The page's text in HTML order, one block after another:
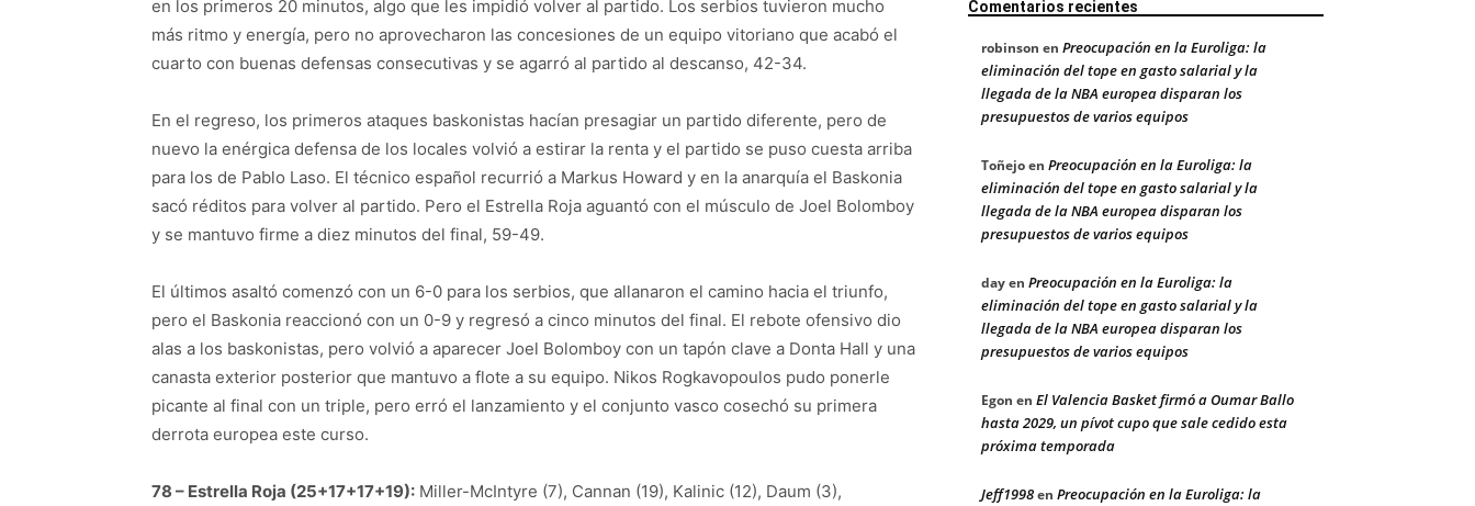
en los primeros 20 minutos, algo que les impidió volver al partido. Los serbios tuvieron mucho
más ritmo y energía, pero no aprovecharon las concesiones de un equipo vitoriano que acabó el
cuarto con buenas defensas consecutivas y se agarró al partido al descanso, 42-34.
En el regreso, los primeros ataques baskonistas hacían presagiar un partido diferente, pero de
nuevo la enérgica defensa de los locales volvió a estirar la renta y el partido se puso cuesta arriba
para los de Pablo Laso. El técnico español recurrió a Markus Howard y en la anarquía el Baskonia
sacó réditos para volver al partido. Pero el Estrella Roja aguantó con el músculo de Joel Bolomboy
y se mantuvo firme a diez minutos del final, 59-49.
El últimos asaltó comenzó con un 6-0 para los serbios, que allanaron el camino hacia el triunfo,
pero el Baskonia reaccionó con un 0-9 y regresó a cinco minutos del final. El rebote ofensivo dio
alas a los baskonistas, pero volvió a aparecer Joel Bolomboy con un tapón clave a Donta Hall y una
canasta exterior posterior que mantuvo a flote a su equipo. Nikos Rogkavopoulos pudo ponerle
picante al final con un triple, pero erró el lanzamiento y el conjunto vasco cosechó su primera
derrota europea este curso.
78 – Estrella Roja (25+17+17+19): Miller-McIntyre (7), Cannan (19), Kalinic (12), Daum (3),
Comentarios recientes
robinson en Preocupación en la Euroliga: la
eliminación del tope en gasto salarial y la
llegada de la NBA europea disparan los
presupuestos de varios equipos
Toñejoen Preocupación en la Euroliga: la
eliminación del tope en gasto salarial y la
llegada de la NBA europea disparan los
presupuestos de varios equipos
dayen Preocupación en la Euroliga: la
eliminación del tope en gasto salarial y la
llegada de la NBA europea disparan los
presupuestos de varios equipos
Egon en El Valencia Basket firmó a Oumar Ballo
hasta 2029, un pívot cupo que sale cedido esta
próxima temporada
Jeff1998en Preocupación en la Euroliga: la